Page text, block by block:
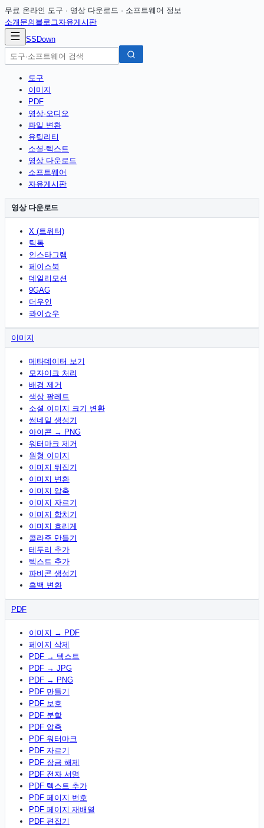
무료 온라인 도구 · 영상 다운로드 · 소프트웨어 정보
소개 문의 블로그자유게시판
SSDown
도구
이미지
PDF
영상·오디오
파일 변환
유틸리티
소셜·텍스트
영상 다운로드
소프트웨어
자유게시판
영상 다운로드
X (트위터)
틱톡
인스타그램
페이스북
데일리모션
9GAG
더우인
콰이쇼우
이미지
메타데이터 보기
모자이크 처리
배경 제거
색상 팔레트
소셜 이미지 크기 변환
썸네일 생성기
아이콘 → PNG
워터마크 제거
원형 이미지
이미지 뒤집기
이미지 변환
이미지 압축
이미지 자르기
이미지 합치기
이미지 흐리게
콜라주 만들기
테두리 추가
텍스트 추가
파비콘 생성기
흑백 변환
PDF
이미지 → PDF
페이지 삭제
PDF → 텍스트
PDF → JPG
PDF → PNG
PDF 만들기
PDF 보호
PDF 분할
PDF 압축
PDF 워터마크
PDF 자르기
PDF 잠금 해제
PDF 전자 서명
PDF 텍스트 추가
PDF 페이지 번호
PDF 페이지 재배열
PDF 편집기